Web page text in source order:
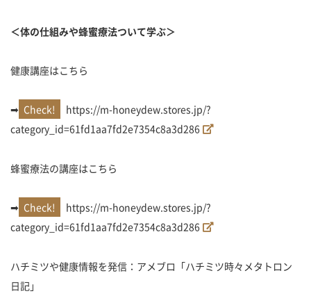
＜体の仕組みや蜂蜜療法ついて学ぶ＞
健康講座はこちら
➡
https://m-honeydew.stores.jp/?
category_id=61fd1aa7fd2e7354c8a3d286
蜂蜜療法の講座はこちら
➡
https://m-honeydew.stores.jp/?
category_id=61fd1aa7fd2e7354c8a3d286
ハチミツや健康情報を発信：アメブロ「ハチミツ時々メタトロン
日記」